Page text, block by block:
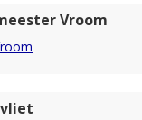
Vroom